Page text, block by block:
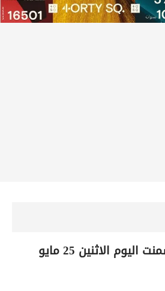
أسعار الحديد والأسمنت اليوم الاثنين 25 مايو